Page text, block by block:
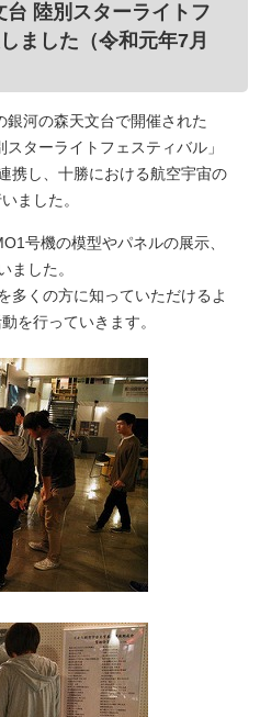
台 陸別スターライトフ
ました（令和元年7月
河の森天文台で開催された
スターライトフェスティバル」
携し、十勝における航空宇宙の
ました。
号機の模型やパネルの展示、
ました。
多くの方に知っていただけるよ
を行っていきます。